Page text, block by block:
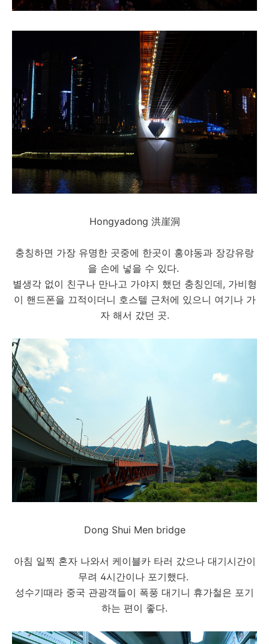
Hongyadong 洪崖洞
충칭하면 가장 유명한 곳중에 한곳이 홍야동과 장강유랑
을 손에 넣을 수 있다.
별생각 없이 친구나 만나고 가야지 했던 충칭인데, 가비형
이 핸드폰을 끄적이더니 호스텔 근처에 있으니 여기나 가
자 해서 갔던 곳.
Dong Shui Men bridge
아침 일찍 혼자 나와서 케이블카 타러 갔으나 대기시간이
무려 4시간이나 포기했다.
성수기때라 중국 관광객들이 폭풍 대기니 휴가철은 포기
하는 편이 좋다.